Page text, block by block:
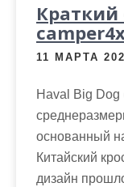
Краткий
11 МАРТА
Haval Big
основанный
Китайский
дизайн